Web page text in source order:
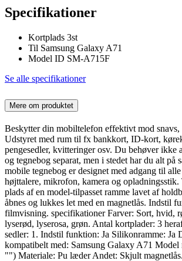
Specifikationer
Kortplads 3st
Til Samsung Galaxy A71
Model ID SM-A715F
Se alle specifikationer
Mere om produktet
Beskytter din mobiltelefon effektivt mod
Udstyret med rum til fx bankkort, ID-kort,
pengesedler, kvitteringer osv. Du behøver ikke
og tegnebog separat, men i stedet har du alt på
mobile tegnebog er designet med adgang til
højttalere, mikrofon, kamera og opladningsstik.
plads af en model-tilpasset ramme lavet af
åbnes og lukkes let med en magnetlås. Indstil
filmvisning. specifikationer Farver: Sort, hvid,
lyserød, lyserosa, grøn. Antal kortplader: 3
sedler: 1. Indstil funktion: Ja Silikonramme: Ja
kompatibelt med: Samsung Galaxy A71
"") Materiale: Pu læder Andet: Skjult magnetlås.